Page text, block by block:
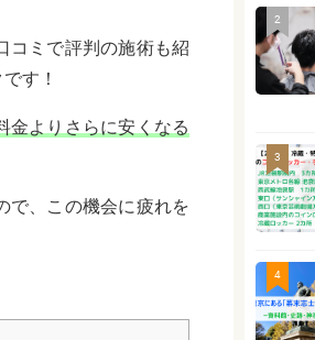
コミで評判の施術も紹
す！
金よりさらに安くなる
で、この機会に疲れを
2
3
4